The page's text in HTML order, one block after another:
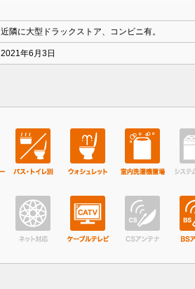
近隣に大型ドラックストア、コンビニ有。
2021年6月3日